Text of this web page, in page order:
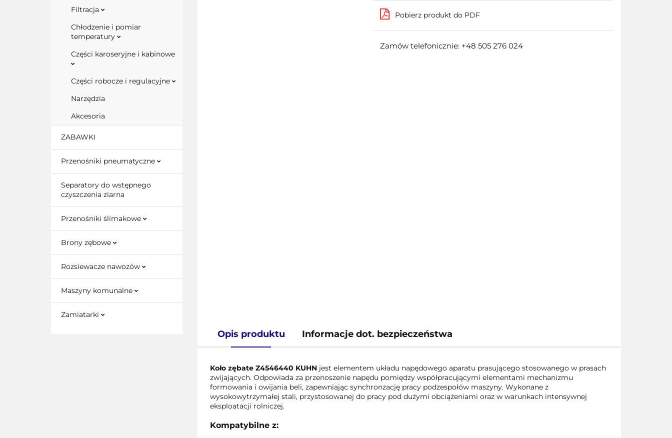
Filtracja
Chłodzenie i pomiar
temperatury
Części karoseryjne i kabinowe
Części robocze i regulacyjne
Narzędzia
Akcesoria
ZABAWKI
Przenośniki pneumatyczne
Separatory do wstępnego
czyszczenia ziarna
Przenośniki ślimakowe
Brony zębowe
Rozsiewacze nawozów
Maszyny komunalne
Zamiatarki
Pobierz produkt do PDF
Zamów telefonicznie: +48 505 276 024
Opis produktu Informacje dot. bezpieczeństwa
Koło zębate Z4546440 KUHNjest elementem układu napędowego aparatu prasującego stosowanego w prasach
zwijających. Odpowiada za przenoszenie napędu pomiędzy współpracującymi elementami mechanizmu
formowania i owijania beli, zapewniając synchronzację pracy podzespołów maszyny. Wykonane z
wysokowytrzymałej stali, przystosowanej do pracy pod dużymi obciążeniami oraz w warunkach intensywnej
eksploatacji rolniczej.
Kompatybilne z: